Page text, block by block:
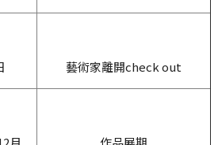
藝術家離開check out